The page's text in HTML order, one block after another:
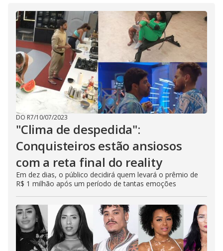
DO R7/10/07/2023
"Clima de despedida":
Conquisteiros estão ansiosos
com a reta final do reality
Em dez dias, o público decidirá quem levará o prêmio de
R$ 1 milhão após um período de tantas emoções